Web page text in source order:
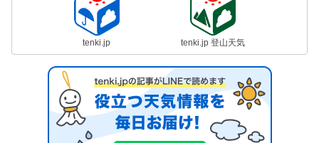
tenki.jp tenki.jp 登山天気